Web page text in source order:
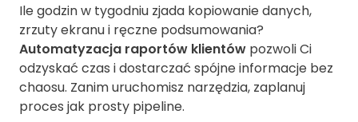
Ile godzin w tygodniu zjada kopiowanie danych,
zrzuty ekranu i ręczne podsumowania?
Automatyzacja raportów klientów pozwoli Ci
odzyskać czas i dostarczać spójne informacje bez
chaosu. Zanim uruchomisz narzędzia, zaplanuj
proces jak prosty pipeline.